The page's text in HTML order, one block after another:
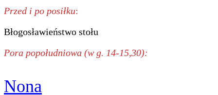
Przed i po posiłku:
Błogosławieństwo stołu
Pora popołudniowa (w g. 14-15,30):
Nona